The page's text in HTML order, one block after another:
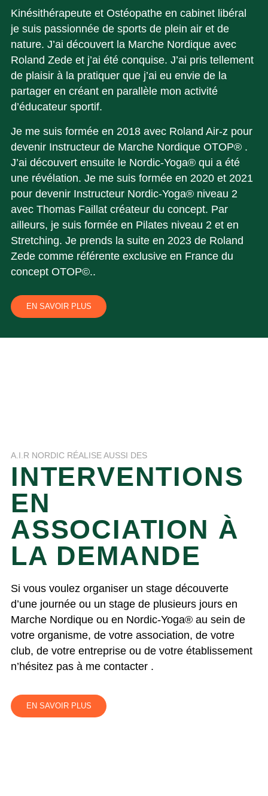
Kinésithérapeute et Ostéopathe en cabinet libéral
je suis passionnée de sports de plein air et de
nature. J’ai découvert la Marche Nordique avec
Roland Zede et j’ai été conquise. J’ai pris tellement
de plaisir à la pratiquer que j’ai eu envie de la
partager en créant en parallèle mon activité
d’éducateur sportif.
Je me suis formée en 2018 avec Roland Air-z pour
devenir Instructeur de Marche Nordique OTOP® .
J’ai découvert ensuite le Nordic-Yoga® qui a été
une révélation. Je me suis formée en 2020 et 2021
pour devenir Instructeur Nordic-Yoga® niveau 2
avec Thomas Faillat créateur du concept. Par
ailleurs, je suis formée en Pilates niveau 2 et en
Stretching. Je prends la suite en 2023 de Roland
Zede comme référente exclusive en France du
concept OTOP©..
EN SAVOIR PLUS
A.I.R NORDIC RÉALISE AUSSI DES
INTERVENTIONS
EN
ASSOCIATION À
LA DEMANDE
Si vous voulez organiser un stage découverte
d’une journée ou un stage de plusieurs jours en
Marche Nordique ou en Nordic-Yoga® au sein de
votre organisme, de votre association, de votre
club, de votre entreprise ou de votre établissement
n’hésitez pas à me contacter .
EN SAVOIR PLUS